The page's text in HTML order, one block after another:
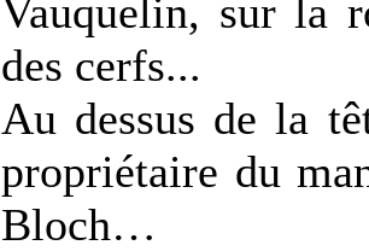
Vauquelin, sur la
des cerfs...
Au dessus de la
propriétaire du
Bloch…